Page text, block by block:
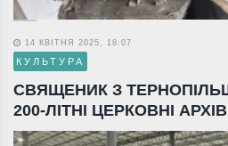
14 КВІТНЯ 2025, 18:07
КУЛЬТУРА
СВЯЩЕНИК З
200-ЛІТНІ ЦЕРКОВНІ